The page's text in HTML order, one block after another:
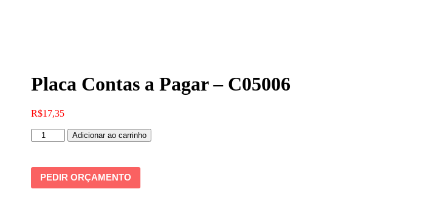
Placa Contas a Pagar – C05006
R$17,35
Placa
Contas
Pagar
C05006
Adicionar ao carrinho
PEDIR ORÇAMENTO